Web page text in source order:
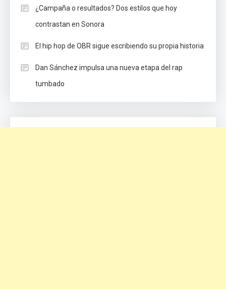
¿Campaña o resultados? Dos estilos que hoy
contrastan en Sonora
El hip hop de OBR sigue escribiendo su propia historia
Dan Sánchez impulsa una nueva etapa del rap
tumbado